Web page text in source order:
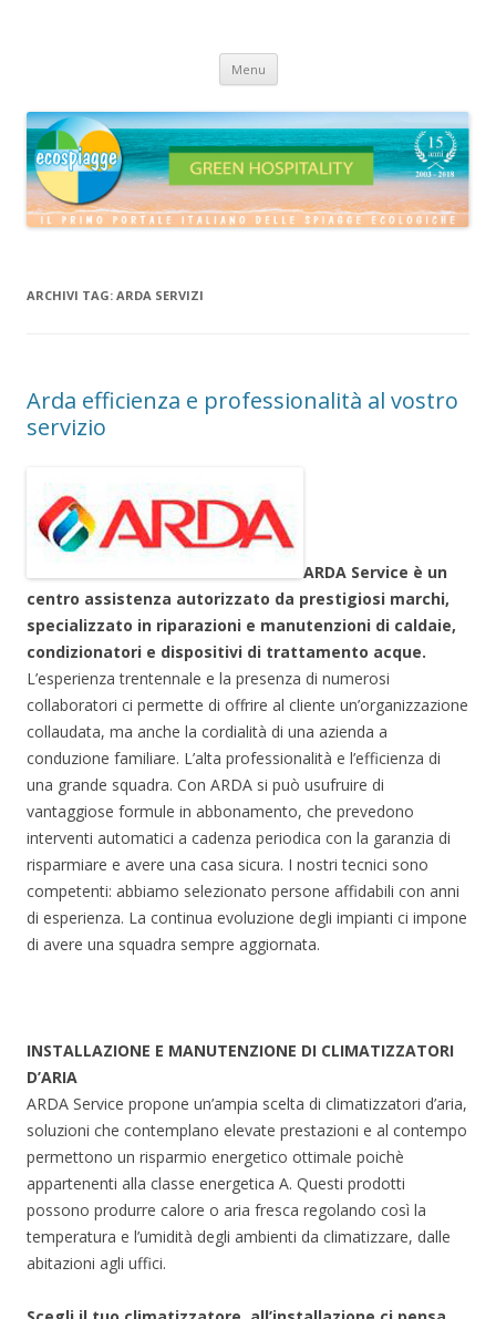
Menu Vai
contenuto
ARCHIVI TAG: ARDA SERVIZI
Arda efficienza e professionalità al vostro
servizio
ARDA Service è un
centro assistenza autorizzato da prestigiosi marchi,
specializzato in riparazioni e manutenzioni di caldaie,
condizionatori e dispositivi di trattamento acque.
L’esperienza trentennale e la presenza di numerosi
collaboratori ci permette di offrire al cliente un’organizzazione
collaudata, ma anche la cordialità di una azienda a
conduzione familiare. L’alta professionalità e l’efficienza di
una grande squadra. Con ARDA si può usufruire di
vantaggiose formule in abbonamento, che prevedono
interventi automatici a cadenza periodica con la garanzia di
risparmiare e avere una casa sicura. I nostri tecnici sono
competenti: abbiamo selezionato persone affidabili con anni
di esperienza. La continua evoluzione degli impianti ci impone
di avere una squadra sempre aggiornata.
INSTALLAZIONE E MANUTENZIONE DI CLIMATIZZATORI
D’ARIA
ARDA Service propone un’ampia scelta di climatizzatori d’aria,
soluzioni che contemplano elevate prestazioni e al contempo
permettono un risparmio energetico ottimale poichè
appartenenti alla classe energetica A. Questi prodotti
possono produrre calore o aria fresca regolando così la
temperatura e l’umidità degli ambienti da climatizzare, dalle
abitazioni agli uffici.